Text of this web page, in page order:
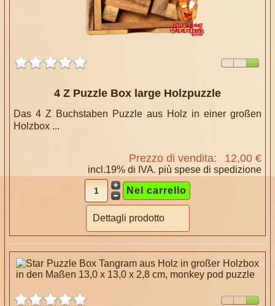
4 Z Puzzle Box large Holzpuzzle
Das 4 Z Buchstaben Puzzle aus Holz in einer großen
Holzbox ...
Prezzo di vendita: 12,00 €
incl.19% di IVA. più spese di spedizione
Dettagli prodotto